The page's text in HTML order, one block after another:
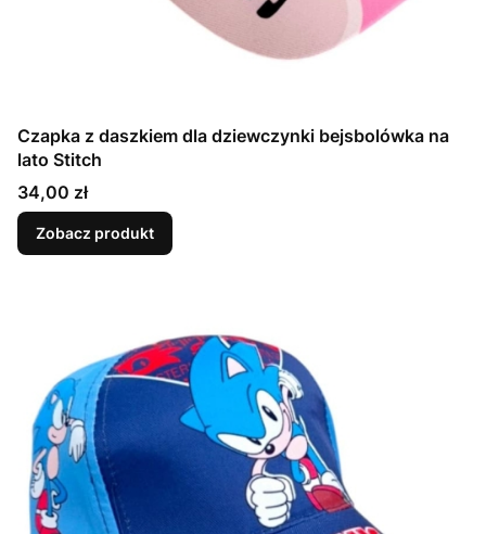
Czapka z daszkiem dla dziewczynki bejsbolówka na
lato Stitch
Cena
34,00 zł
Zobacz produkt